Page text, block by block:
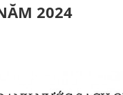
2024